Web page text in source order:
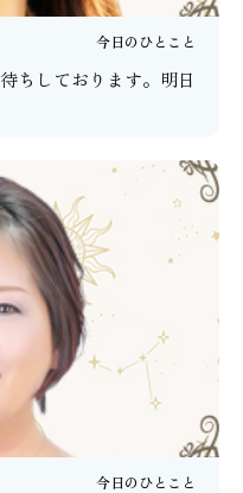
今日のひとこと
ちしております。明日
今日のひとこと